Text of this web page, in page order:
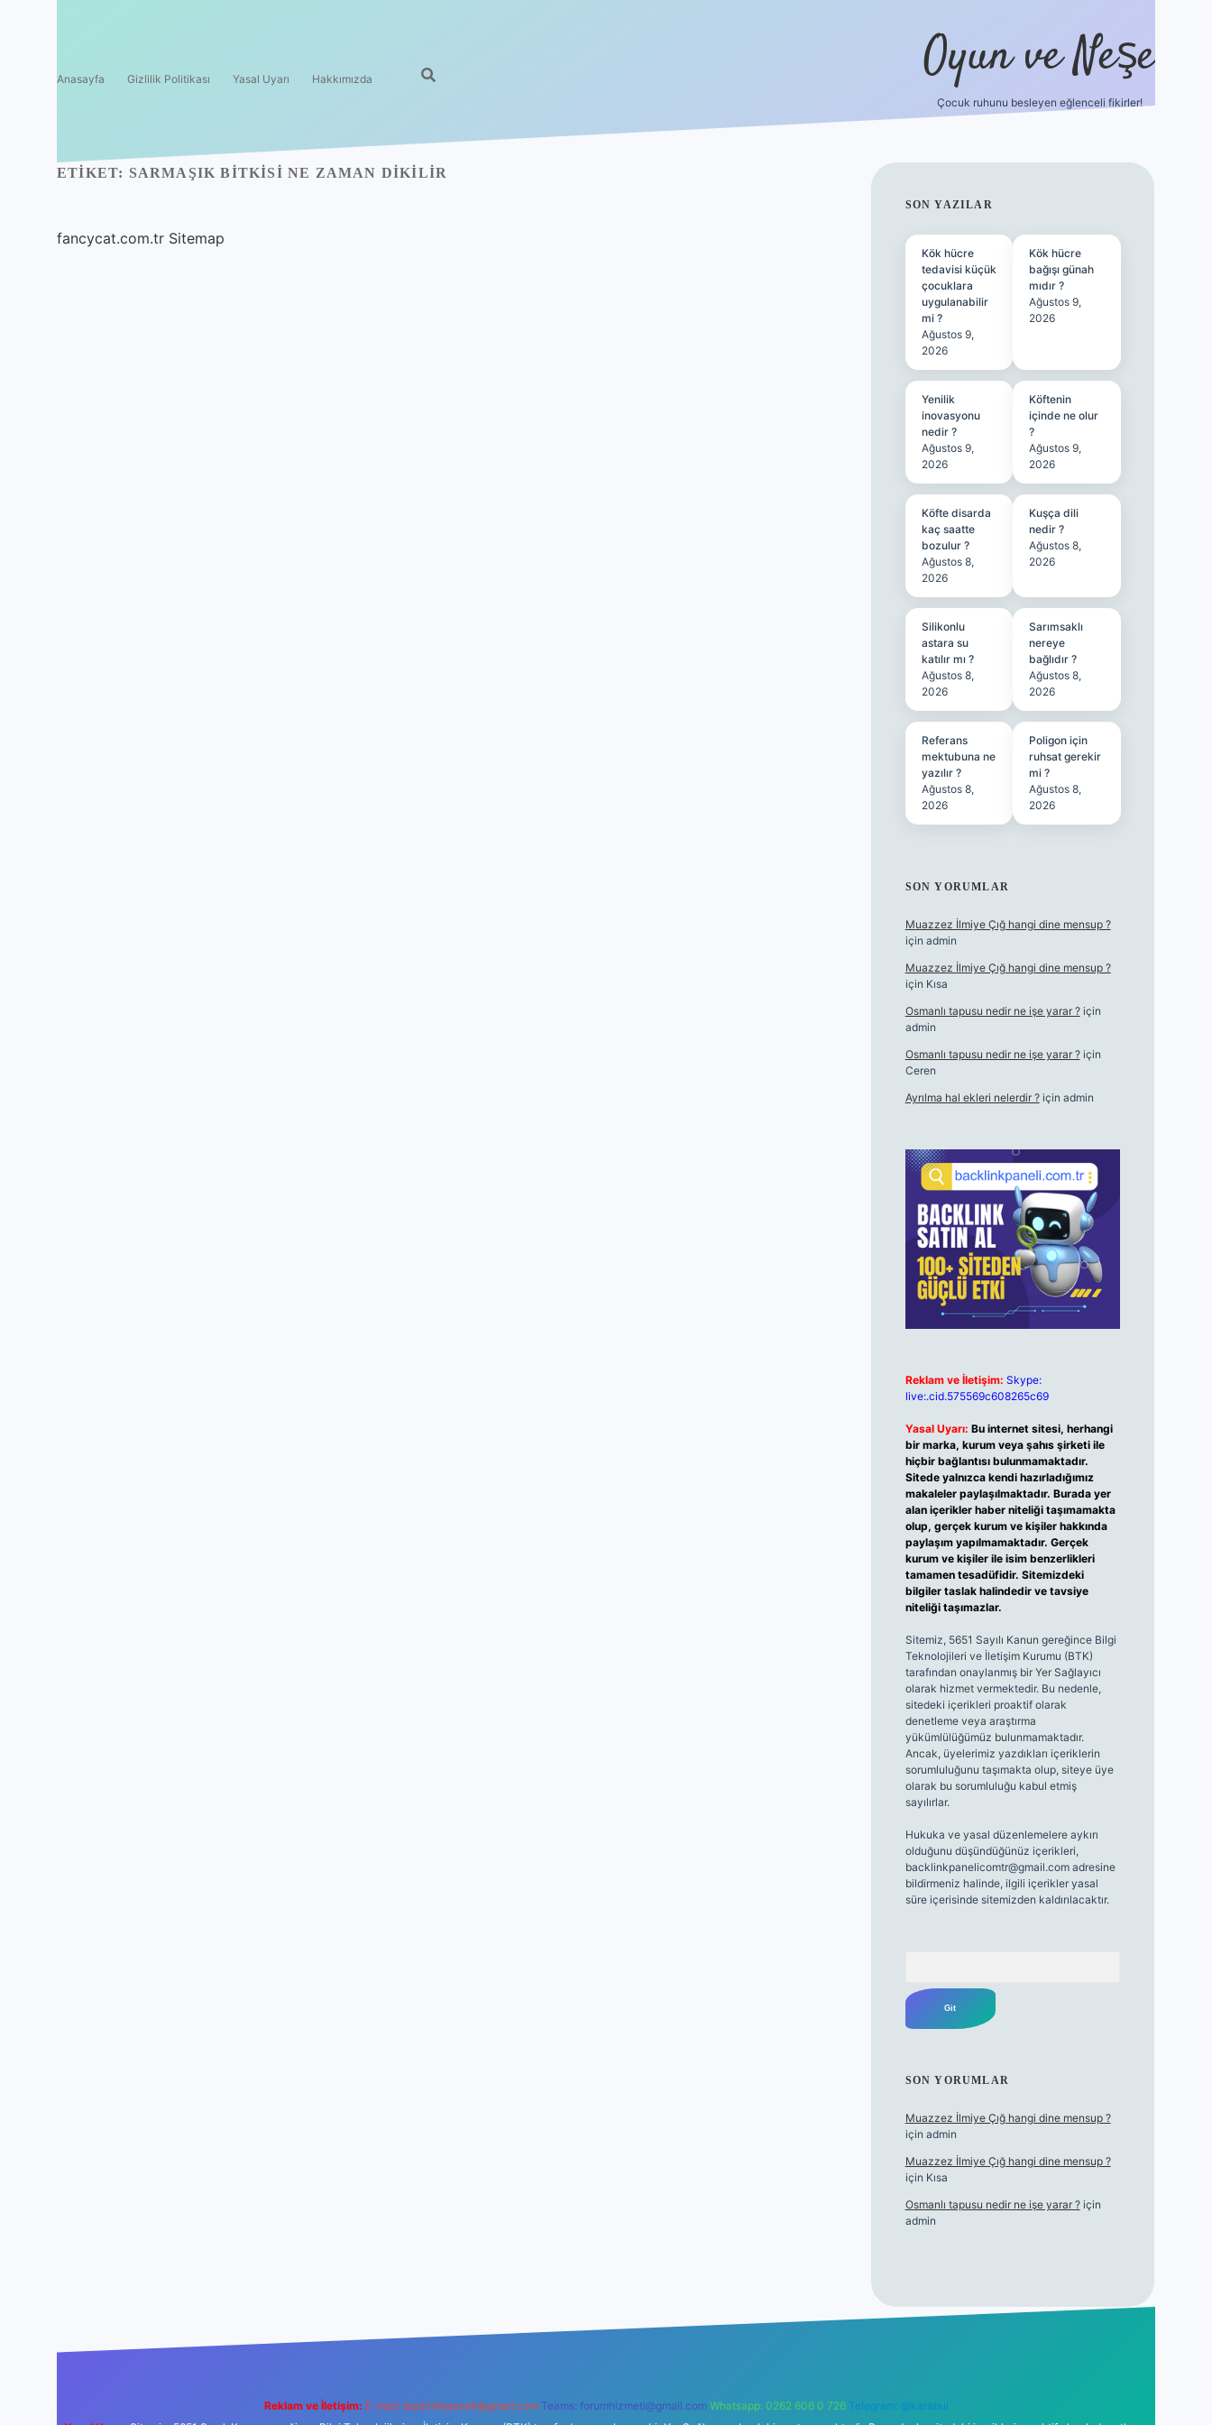
Anasayfa Gizlilik Politikası Yasal Uyarı Hakkımızda Oyun ve Neşe
Çocuk ruhunu besleyen eğlenceli fikirler!
ETIKET: SARMAŞIK BITKISI NE ZAMAN DIKILIR
fancycat.com.tr Sitemap
SIDEBAR
SON YAZILAR
Kök hücre
tedavisi küçük
çocuklara
uygulanabilir
mi ?
Ağustos 9,
2026
Kök hücre
bağışı günah
mıdır ?
Ağustos 9,
2026
Yenilik
inovasyonu
nedir ?
Ağustos 9,
2026
Köftenin
içinde ne olur
?
Ağustos 9,
2026
Köfte disarda
kaç saatte
bozulur ?
Ağustos 8,
2026
Kuşça dili
nedir ?
Ağustos 8,
2026
Silikonlu
astara su
katılır mı ?
Ağustos 8,
2026
Sarımsaklı
nereye
bağlıdır ?
Ağustos 8,
2026
Referans
mektubuna ne
yazılır ?
Ağustos 8,
2026
Poligon için
ruhsat gerekir
mi ?
Ağustos 8,
2026
SON YORUMLAR
Muazzez İlmiye Çığ hangi dine mensup ?
için admin
Muazzez İlmiye Çığ hangi dine mensup ?
için Kısa
Osmanlı tapusu nedir ne işe yarar ?için
admin
Osmanlı tapusu nedir ne işe yarar ?için
Ceren
Ayrılma hal ekleri nelerdir ?için admin
Reklam ve İletişim: Skype:
live:.cid.575569c608265c69
Yasal Uyarı: Bu internet sitesi, herhangi
bir marka, kurum veya şahıs şirketi ile
hiçbir bağlantısı bulunmamaktadır.
Sitede yalnızca kendi hazırladığımız
makaleler paylaşılmaktadır. Burada yer
alan içerikler haber niteliği taşımamakta
olup, gerçek kurum ve kişiler hakkında
paylaşım yapılmamaktadır. Gerçek
kurum ve kişiler ile isim benzerlikleri
tamamen tesadüfidir. Sitemizdeki
bilgiler taslak halindedir ve tavsiye
niteliği taşımazlar.
Sitemiz, 5651 Sayılı Kanun gereğince Bilgi
Teknolojileri ve İletişim Kurumu (BTK)
tarafından onaylanmış bir Yer Sağlayıcı
olarak hizmet vermektedir. Bu nedenle,
sitedeki içerikleri proaktif olarak
denetleme veya araştırma
yükümlülüğümüz bulunmamaktadır.
Ancak, üyelerimiz yazdıkları içeriklerin
sorumluluğunu taşımakta olup, siteye üye
olarak bu sorumluluğu kabul etmiş
sayılırlar.
Hukuka ve yasal düzenlemelere aykırı
olduğunu düşündüğünüz içerikleri,
backlinkpanelicomtr@gmail.comadresine
bildirmeniz halinde, ilgili içerikler yasal
süre içerisinde sitemizden kaldırılacaktır.
SON YORUMLAR
Muazzez İlmiye Çığ hangi dine mensup ?
için admin
Muazzez İlmiye Çığ hangi dine mensup ?
için Kısa
Osmanlı tapusu nedir ne işe yarar ?için
admin
betci ilbet yeni
Reklam ve İletişim: E-mail: backlinkpaneli@gmail.com Teams: forumhizmeti@gmail.com Whatsapp: 0262 606 0 726 Telegram: @karabul